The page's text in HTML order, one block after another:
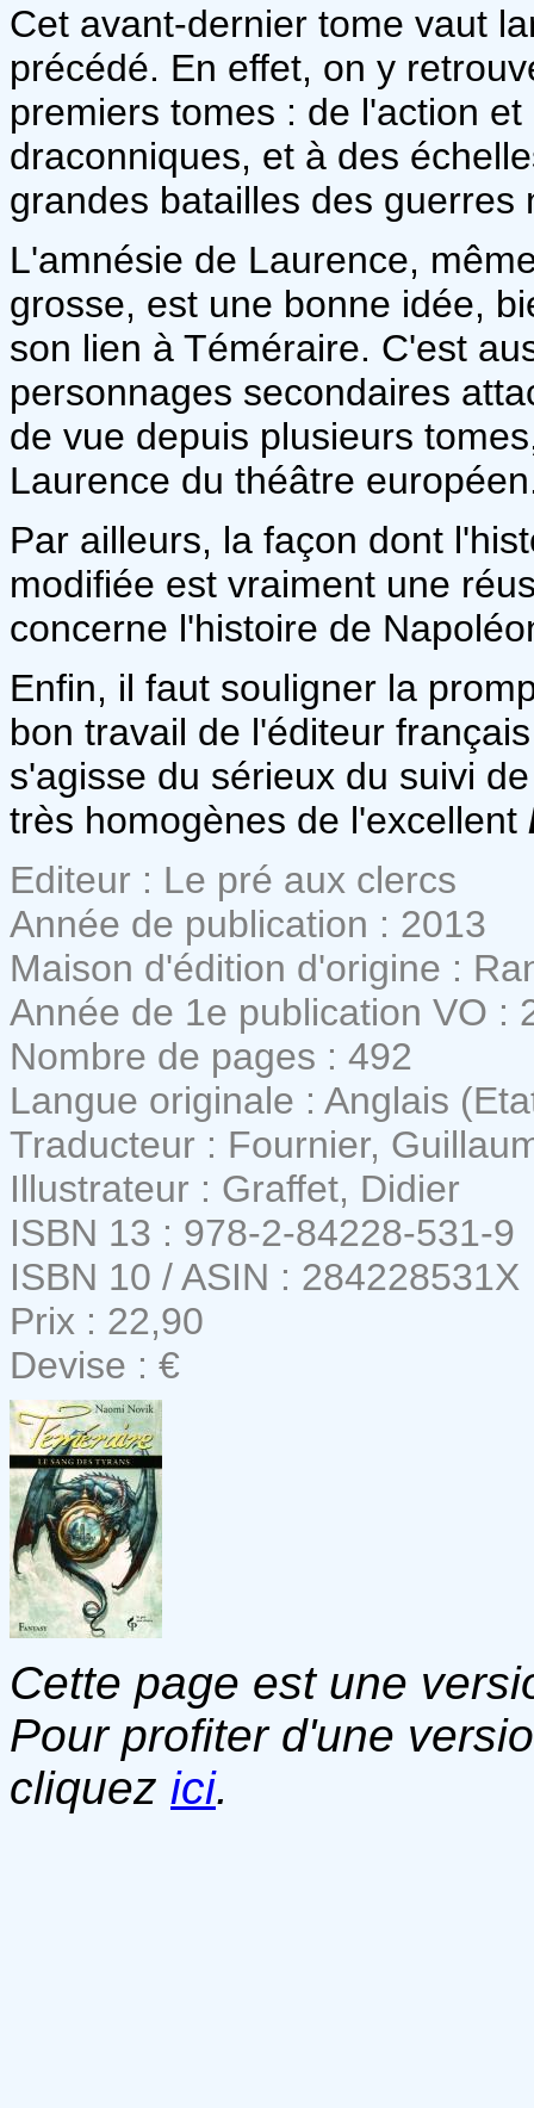
Cet avant-dernier tome vaut
précédé. En effet, on y
premiers tomes : de l'action
draconniques, et à des
grandes batailles des guerres
L'amnésie de Laurence,
grosse, est une bonne idée,
son lien à Téméraire. C'est
personnages secondaires
de vue depuis plusieurs
Laurence du théâtre
Par ailleurs, la façon dont
modifiée est vraiment une
concerne l'histoire de
Enfin, il faut souligner la
bon travail de l'éditeur
s'agisse du sérieux du suivi
très homogènes de l'excellent
Editeur : Le pré aux clercs
Année de publication : 2013
Maison d'édition d'origine :
Année de 1e publication VO :
Nombre de pages : 492
Langue originale : Anglais
Traducteur : Fournier,
Illustrateur : Graffet, Didier
ISBN 13 : 978-2-84228-531-9
ISBN 10 / ASIN : 284228531X
Prix : 22,90
Devise : €
Cette page est une
Pour profiter d'une
cliquez ici.